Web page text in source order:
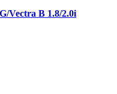
Vectra B 1.8/2.0i